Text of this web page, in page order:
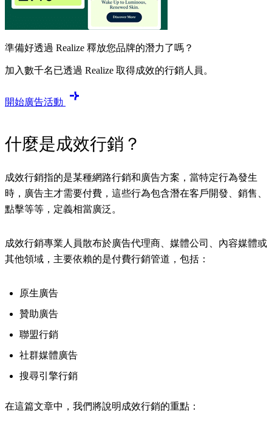
準備好透過 Realize 釋放您品牌的潛力了嗎？
加入數千名已透過 Realize 取得成效的行銷人員。
開始廣告活動
什麼是成效行銷？
成效行銷指的是某種網路行銷和廣告方案，當特定行為發生
時，廣告主才需要付費，這些行為包含潛在客戶開發、銷售、
點擊等等，定義相當廣泛。
成效行銷專業人員散布於廣告代理商、媒體公司、內容媒體或
其他領域，主要依賴的是付費行銷管道，包括：
原生廣告
贊助廣告
聯盟行銷
社群媒體廣告
搜尋引擎行銷
在這篇文章中，我們將說明成效行銷的重點：